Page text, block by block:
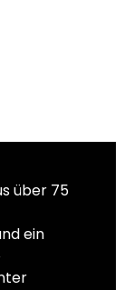
über 75
ein